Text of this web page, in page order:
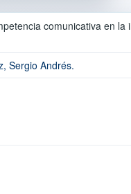
comunicativa en la
Sergio Andrés.